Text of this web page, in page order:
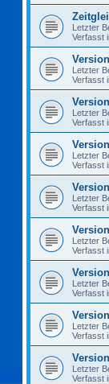
Letzter
Verfasst
Letzter
Verfasst
Letzter
Verfasst
Letzter
Verfasst
Letzter
Verfasst
Letzter
Verfasst
Letzter
Verfasst
Letzter
Verfasst
Letzter
Verfasst